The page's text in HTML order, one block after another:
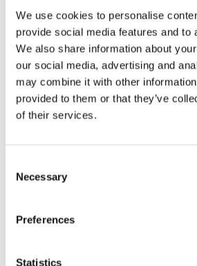
We use cookies to personalise
provide social media features and to
We also share information about
our social media, advertising and
may combine it with other
provided to them or that they’ve
of their services.
Selection
Necessary
Preferences
Statistics
Revoca
dell’assessore
comunale, è
sufficiente la